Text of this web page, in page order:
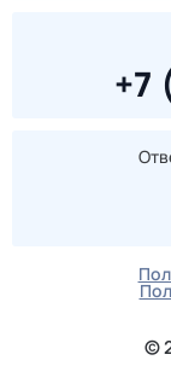
+7
©